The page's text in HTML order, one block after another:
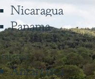
Nicaragua
Panama
Antarctica